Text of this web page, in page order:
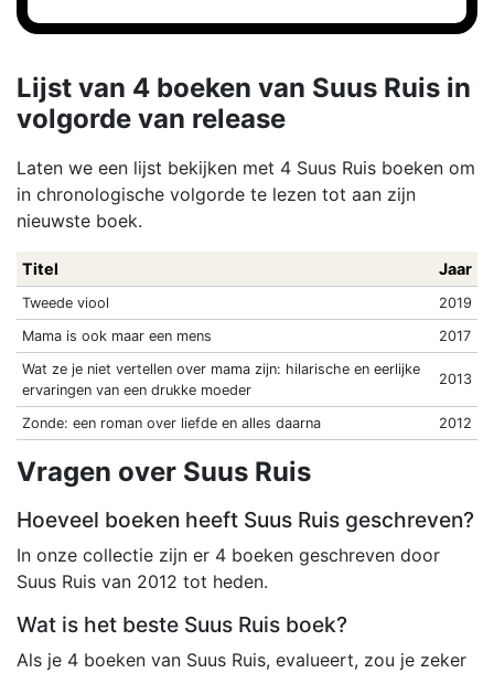
Lijst van 4 boeken van Suus Ruis in
volgorde van release
Laten we een lijst bekijken met 4 Suus Ruis boeken om
in chronologische volgorde te lezen tot aan zijn
nieuwste boek.
Titel Jaar
Tweede viool
2019
Mama is ook maar een mens
2017
Wat ze je niet vertellen over mama zijn: hilarische en eerlijke
ervaringen van een drukke moeder
2013
Zonde: een roman over liefde en alles daarna 2012
Vragen over Suus Ruis
Hoeveel boeken heeft Suus Ruis geschreven?
In onze collectie zijn er 4 boeken geschreven door
Suus Ruis van 2012 tot heden.
Wat is het beste Suus Ruis boek?
Als je 4 boeken van Suus Ruis, evalueert, zou je zeker